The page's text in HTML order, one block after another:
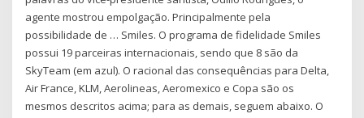
agente mostrou empolgação. Principalmente pela
possibilidade de … Smiles. O programa de fidelidade Smiles
possui 19 parceiras internacionais, sendo que 8 são da
SkyTeam (em azul). O racional das consequências para Delta,
Air France, KLM, Aerolineas, Aeromexico e Copa são os
mesmos descritos acima; para as demais, seguem abaixo. O